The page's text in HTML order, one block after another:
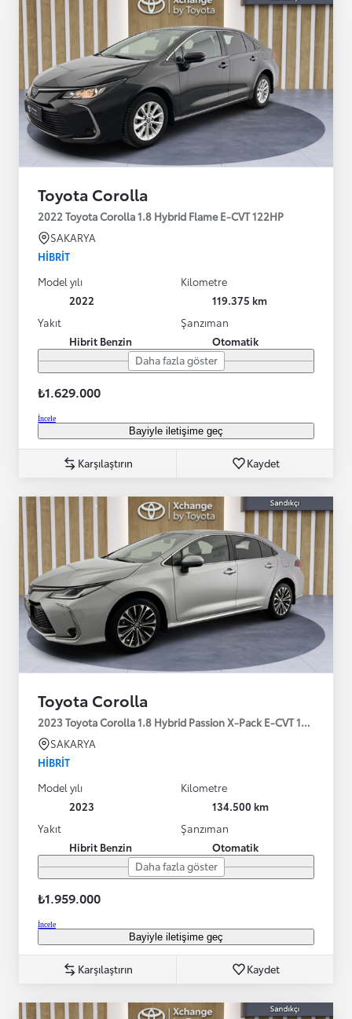
Toyota Corolla
2022 Toyota Corolla 1.8 Hybrid Flame E-CVT 122HP
SAKARYA
HIBRIT
Model yılı
2022
Kilometre
119.375 km
Yakıt
Hibrit Benzin
Şanzıman
Otomatik
Daha fazla göster
₺1.629.000
İncele
Bayiyle iletişime geç
Karşılaştırın Kaydet
Toyota Corolla
2023 Toyota Corolla 1.8 Hybrid Passion X-Pack E-CVT 140HP
SAKARYA
HIBRIT
Model yılı
2023
Kilometre
134.500 km
Yakıt
Hibrit Benzin
Şanzıman
Otomatik
Daha fazla göster
₺1.959.000
İncele
Bayiyle iletişime geç
Karşılaştırın Kaydet